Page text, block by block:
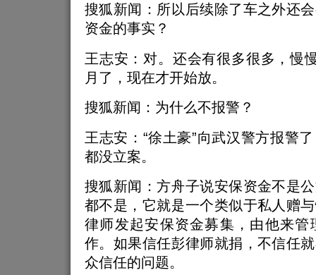
搜狐新闻：所以后续除了车之外还
资金的事实？
王志安：对。还会有很多很多，慢
月了，现在才开始放。
搜狐新闻：为什么不报警？
王志安：“徐土豪”向武汉警方报警
都没立案。
搜狐新闻：方舟子说安保资金不是
都不是，它就是一个类似于私人赠
律师发起安保资金募集，由他来管
作。如果信任彭律师就捐，不信任
众信任的问题。